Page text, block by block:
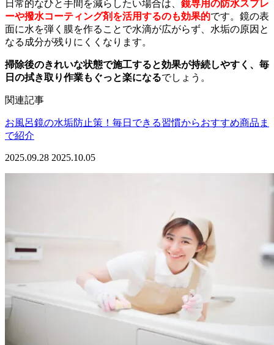
日常的なひと手間を減らしたい場合は、 鏡専用の防水スプレ
ーや撥水コーティング剤を活用するのも効果的です。鏡の表
面に水を弾く膜を作ることで水滴が広がらず、水垢の原因と
なる成分が残りにくくなります。
掃除後のきれいな状態で施工すると効果が持続しやすく、毎
日の拭き取り作業もぐっと楽になるでしょう。
関連記事
お風呂鏡の水垢防止策！毎日できる習慣からおすすめ商品ま
で紹介
2025.09.28 2025.10.05